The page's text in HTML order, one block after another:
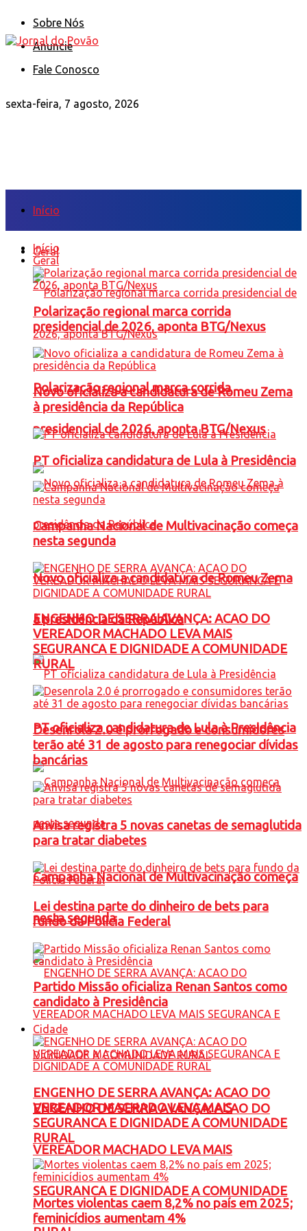
Sobre Nós
Anuncie
Fale Conosco
sexta-feira, 7 agosto, 2026
Início
Geral
Polarização regional marca corrida
presidencial de 2026, aponta BTG/Nexus
Novo oficializa a candidatura de Romeu Zema
à presidência da República
PT oficializa candidatura de Lula à Presidência
Campanha Nacional de Multivacinação começa
nesta segunda
ENGENHO DE SERRA AVANÇA: ACAO DO
VEREADOR MACHADO LEVA MAIS
SEGURANCA E DIGNIDADE A COMUNIDADE
Início
Geral
Polarização regional marca corrida
presidencial de 2026, aponta BTG/Nexus
Novo oficializa a candidatura de Romeu Zema
à presidência da República
PT oficializa candidatura de Lula à Presidência
Campanha Nacional de Multivacinação começa
nesta segunda
ENGENHO DE SERRA AVANÇA: ACAO DO
VEREADOR MACHADO LEVA MAIS
SEGURANCA E DIGNIDADE A COMUNIDADE
RURAL
Desenrola 2.0 é prorrogado e consumidores
terão até 31 de agosto para renegociar dívidas
bancárias
Anvisa registra 5 novas canetas de semaglutida
para tratar diabetes
Lei destina parte do dinheiro de bets para
fundo da Polícia Federal
Partido Missão oficializa Renan Santos como
candidato à Presidência
Cidade
ENGENHO DE SERRA AVANÇA: ACAO DO
VEREADOR MACHADO LEVA MAIS
SEGURANCA E DIGNIDADE A COMUNIDADE
RURAL
Mortes violentas caem 8,2% no país em 2025;
feminicídios aumentam 4%